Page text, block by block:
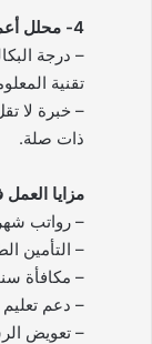
4- محلل أعمال:
– درجة
تقنية
ذات صلة.
مزايا
– رواتب
– التأمين
– مكافأة
– دعم تعليم
– تعويض